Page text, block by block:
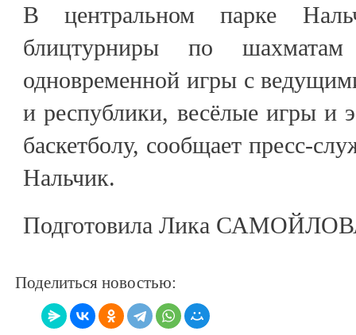
В центральном парке
блицтурниры по
одновременной игры с
и республики, весёлые игры и
баскетболу, сообщает пресс-
Нальчик.
Подготовила Лика
Поделиться новостью: